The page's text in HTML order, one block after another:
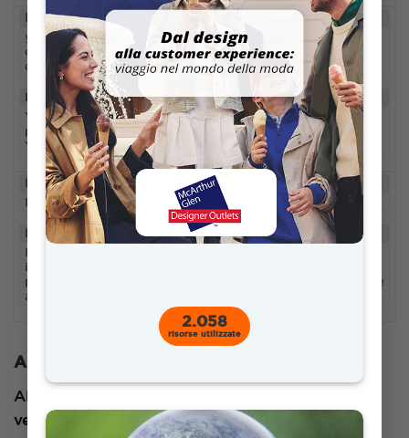
2.058
risorse utilizzate
ID
DURATION
yt-remote-
connected-
devices
youtube.com mai
DESCRIPTION
YouTube utilizza questo cookie per memorizzare le
preferenze dell'utente in merito ai video incorporati in
YouTube.
ID DOMAIN
DURATION
IDE
.doubleclick.net 1 anno 24 giorni
DESCRIPTION
I cookie di Google DoubleClick IDE memorizzano
informazioni sulle modalità di utilizzo del sito web da
parte dell'utente per presentargli annunci pertinenti in base
al suo profilo.
Altri
Altri cookie non categorizzati sono quelli che
vengono analizzati e non sono stati ancora